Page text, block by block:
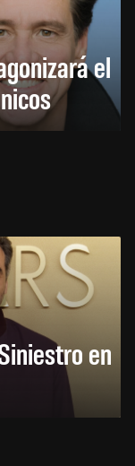
el
en